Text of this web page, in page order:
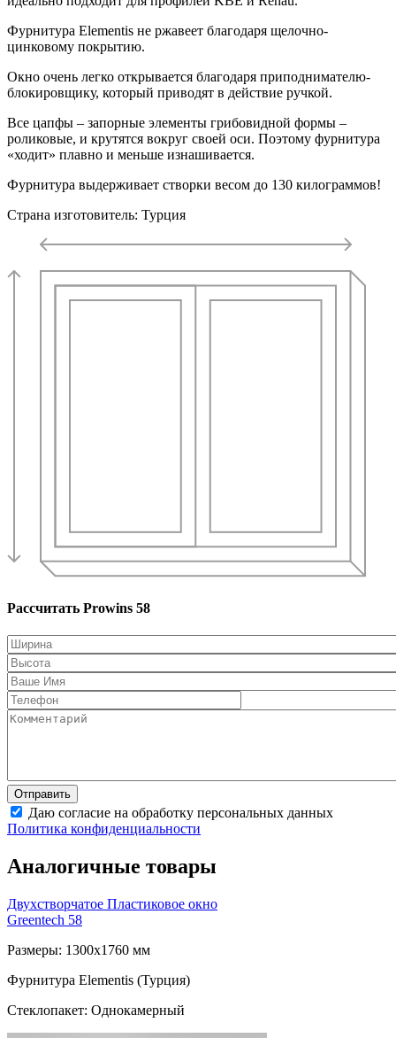
Фурнитура Elementis не ржавеет благодаря щелочно-
цинковому покрытию.
Окно очень легко открывается благодаря приподнимателю-
блокировщику, который приводят в действие ручкой.
Все цапфы – запорные элементы грибовидной формы –
роликовые, и крутятся вокруг своей оси. Поэтому фурнитура
«ходит» плавно и меньше изнашивается.
Фурнитура выдерживает створки весом до 130 килограммов!
Страна изготовитель: Турция
Рассчитать Prowins 58
Даю согласие на обработку персональных данных
Политика конфиденциальности
Аналогичные товары
Двухстворчатое Пластиковое окно
Greentech 58
Размеры: 1300x1760 мм
Фурнитура Elementis (Турция)
Стеклопакет: Однокамерный